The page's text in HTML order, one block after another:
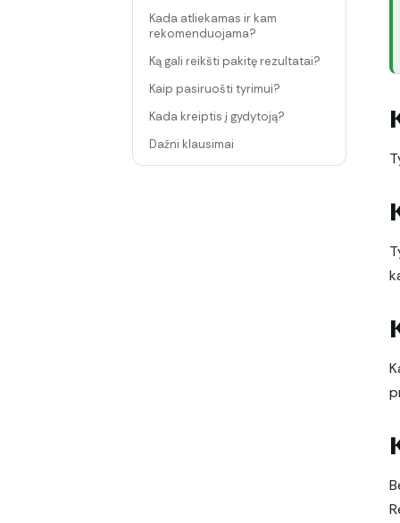
Kada atliekamas ir kam
rekomenduojama?
Ką gali reikšti pakitę rezultatai?
Kaip pasiruošti tyrimui?
Kada kreiptis į gydytoją?
Dažni klausimai